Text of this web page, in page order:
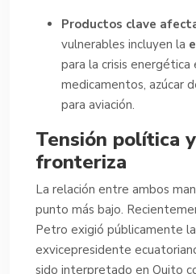
Productos clave
vulnerables incluyen la
para la crisis energética
medicamentos, azúcar
para aviación.
Tensión política
fronteriza
La relación entre ambos
punto más bajo.
Petro exigió públicamente
exvicepresidente
sido interpretado en Quito